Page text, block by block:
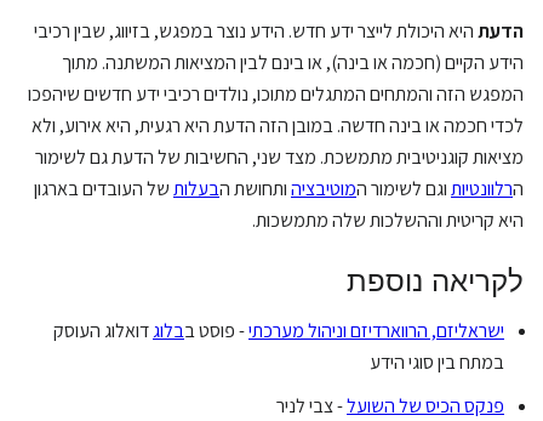
הדעתהיא היכולת לייצר ידע חדש. הידע נוצר במפגש, בזיווג, שבין רכיבי
הידע הקיים (חכמה או בינה), או בינם לבין המציאות המשתנה. מתוך
המפגש הזה והמתחים המתגלים מתוכו, נולדים רכיבי ידע חדשים שיהפכו
לכדי חכמה או בינה חדשה. במובן הזה הדעת היא רגעית, היא אירוע, ולא
מציאות קוגניטיבית מתמשכת. מצד שני, החשיבות של הדעת גם לשימור
הרלוונטיותוגם לשימור המוטיבציהותחושת הבעלותשל העובדים בארגון
היא קריטית וההשלכות שלה מתמשכות.
לקריאה נוספת
ישראליזם, הרווארדיזם וניהול מערכתי- פוסט בבלוגדואלוג העוסק
במתח בין סוגי הידע
פנקס הכיס של השועל- צבי לניר